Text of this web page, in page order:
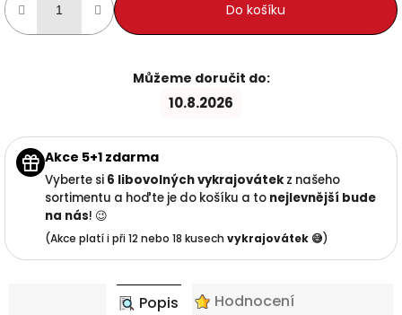
Do košíku
Můžeme doručit do:
10.8.2026
Akce 5+1 zdarma
Vyberte si 6 libovolných vykrajovátek z našeho
sortimentu a hoďte je do košíku a to nejlevnější bude
na nás! 😉
(Akce platí i při 12 nebo 18 kusech vykrajovátek 😅)
Popis Hodnocení